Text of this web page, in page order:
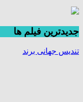
جديدترين فیلم ها
تندیس جهانی برند